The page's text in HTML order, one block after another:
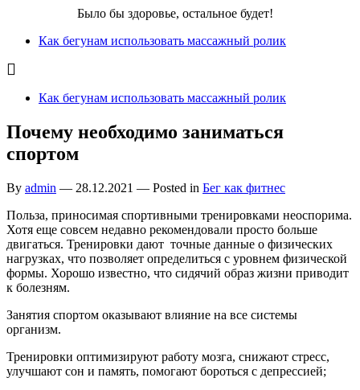
Было бы здоровье, остальное будет!
Как бегунам использовать массажный ролик
Как бегунам использовать массажный ролик
Почему необходимо заниматься
спортом
By admin — 28.12.2021 — Posted in Бег как фитнес
Польза, приносимая спортивными тренировками неоспорима.
Хотя еще совсем недавно рекомендовали просто больше
двигаться. Тренировки дают точные данные о физических
нагрузках, что позволяет определиться с уровнем физической
формы. Хорошо известно, что сидячий образ жизни приводит
к болезням.
Занятия спортом оказывают влияние на все системы
организм.
Тренировки оптимизируют работу мозга, снижают стресс,
улучшают сон и память, помогают бороться с депрессией;